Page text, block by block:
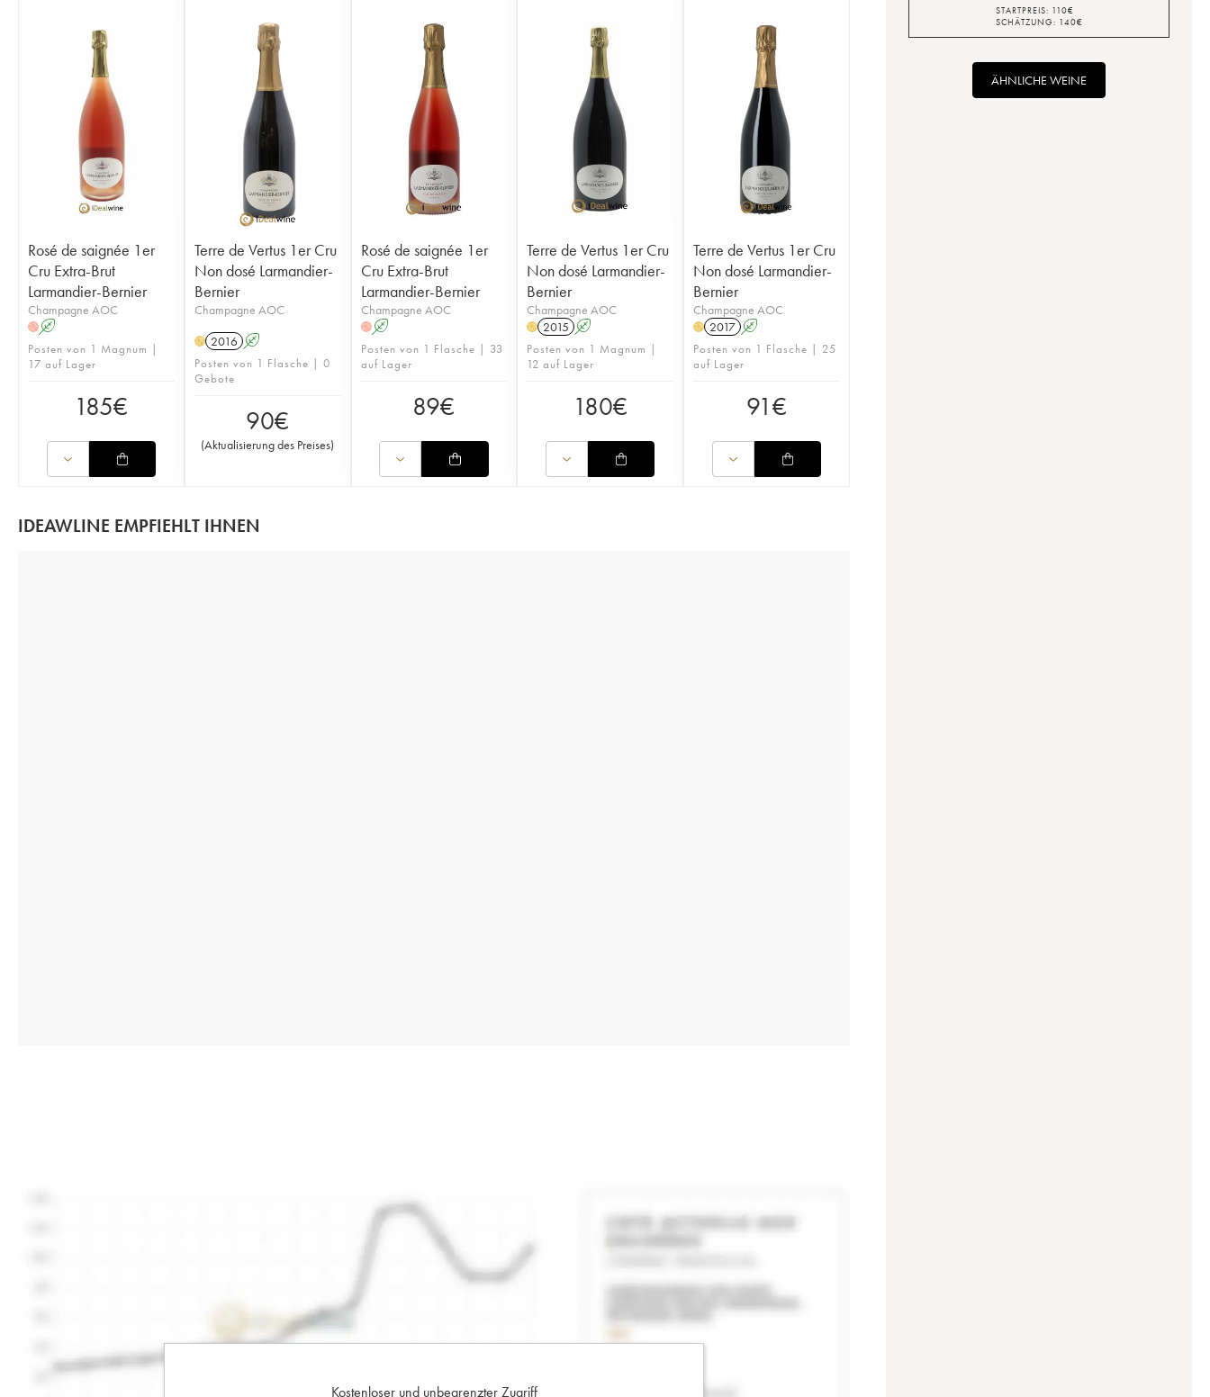
Rosé de saignée 1er
Cru Extra-Brut
Larmandier-Bernier
Champagne AOC
H A
Posten von 1 Magnum |
17 auf Lager
185€
Terre de Vertus 1er Cru
Non dosé Larmandier-
Bernier
Champagne AOC
H 2016 A
Posten von 1 Flasche | 0
Gebote
90€
(Aktualisierung des Preises)
Rosé de saignée 1er
Cru Extra-Brut
Larmandier-Bernier
Champagne AOC
HA
Posten von 1 Flasche | 33
auf Lager
89€
Terre de Vertus 1er Cru
Non dosé Larmandier-
Bernier
Champagne AOC
H 2015 A
Posten von 1 Magnum |
12 auf Lager
180€
Terre de Vertus 1er Cru
Non dosé Larmandier-
Bernier
Champagne AOC
H 2017 A
Posten von 1 Flasche | 25
auf Lager
91€
IDEAWLINE EMPFIEHLT IHNEN
Kostenloser und unbegrenzter Zugriff
STARTPREIS: 110€
SCHÄTZUNG: 140€
ÄHNLICHE WEINE